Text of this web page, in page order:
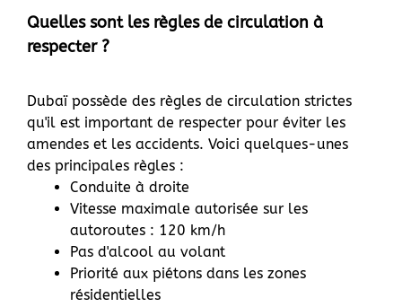
Quelles sont les règles de circulation à
respecter ?
Dubaï possède des règles de circulation strictes
qu'il est important de respecter pour éviter les
amendes et les accidents. Voici quelques-unes
des principales règles :
Conduite à droite
Vitesse maximale autorisée sur les
autoroutes : 120 km/h
Pas d'alcool au volant
Priorité aux piétons dans les zones
résidentielles